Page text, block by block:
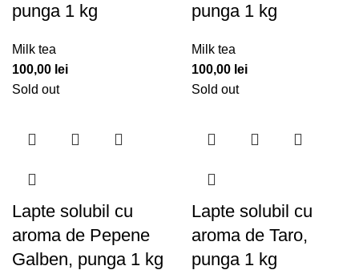
punga 1 kg
Milk tea
100,00 lei
punga 1 kg
Milk tea
100,00 lei
Sold out
Lapte solubil cu
aroma de Pepene
Galben, punga 1 kg
Sold out
Lapte solubil cu
aroma de Taro,
punga 1 kg